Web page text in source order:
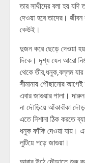
তার সাথীদের বলা হয়
দেওয়া হবে তাদের।
কেউই।
দুজন করে ছেড়ে দেওয়া
দিকে। দৃশ্য যেন আরো
থেকে তীর,ধনুক,বল্লম যার
সীমানায় পৌছানোর আগেই
এবার জাগুয়ার পালা।
না দৌড়িয়ে আঁকাবাঁকা
এতে নিশানা ঠিক করতে
ধনুক ফাঁকি দেওয়া যায়।
লুটিয়ে পড়ে জাগুয়া।